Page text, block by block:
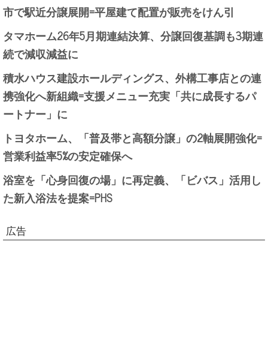
市で駅近分譲展開=平屋建て配置が販売をけん引
タマホーム26年5月期連結決算、分譲回復基調も3期連
続で減収減益に
積水ハウス建設ホールディングス、外構工事店との連
携強化へ新組織=支援メニュー充実「共に成長するパ
ートナー」に
トヨタホーム、「普及帯と高額分譲」の2軸展開強化=
営業利益率5%の安定確保へ
浴室を「心身回復の場」に再定義、「ビバス」活用し
た新入浴法を提案=PHS
広告